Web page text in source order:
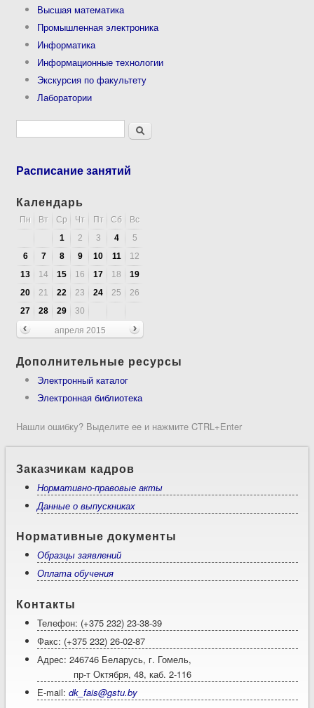
Высшая математика
Промышленная электроника
Информатика
Информационные технологии
Экскурсия по факультету
Лаборатории
Форма поискаПоиск
Расписание занятий
Календарь
Пн Вт Ср Чт Пт Сб
Вс
1
2 3 4
5
6
7 8 9 10 11
12
13
14 15 16 17 18
19
20
21 22 23 24 25
26
27
28 29
30
апреля 2015
Дополнительные ресурсы
Электронный каталог
Электронная библиотека
Нашли ошибку? Выделите ее и нажмите CTRL+Enter
Заказчикам кадров
Нормативно-правовые акты
Данные о выпускниках
Нормативные документы
Образцы заявлений
Оплата обучения
Контакты
Телефон: (+375 232) 23-38-39
Факс: (+375 232) 26-02-87
Адрес: 246746 Беларусь, г. Гомель,
пр-т Октября, 48, каб. 2-116
E-mail:dk_fais@gstu.by